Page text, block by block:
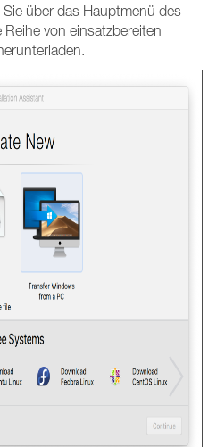
über das Hauptmenü des
von einsatzbereiten